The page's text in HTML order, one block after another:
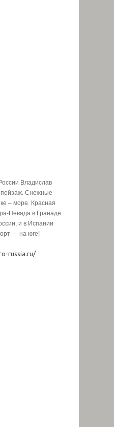
Владислав
пейзаж. Снежные
– море. Красная
Невада в Гранаде.
и в Испании
— на юге!
russia.ru/